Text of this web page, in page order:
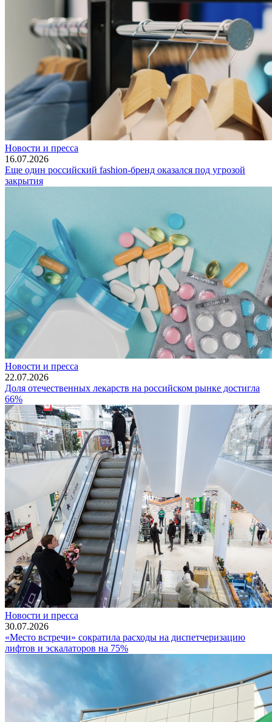
Новости и пресса
16.07.2026
Еще один российский fashion-бренд оказался под угрозой
закрытия
Новости и пресса
22.07.2026
Доля отечественных лекарств на российском рынке достигла
66%
Новости и пресса
30.07.2026
«Место встречи» сократила расходы на диспетчеризацию
лифтов и эскалаторов на 75%